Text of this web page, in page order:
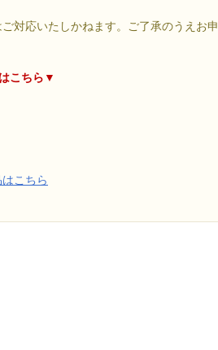
対応いたしかねます。ご了承のうえお申
こちら▼
こちら